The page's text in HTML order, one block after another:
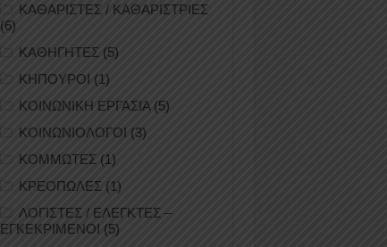
ΚΑΘΑΡΙΣΤΕΣ / ΚΑΘΑΡΙΣΤΡΙΕΣ
(6)
ΚΑΘΗΓΗΤΕΣ (5)
ΚΗΠΟΥΡΟΙ (1)
ΚΟΙΝΩΝΙΚΗ ΕΡΓΑΣΙΑ(5)
ΚΟΙΝΩΝΙΟΛΟΓΟΙ (3)
ΚΟΜΜΩΤΕΣ (1)
ΚΡΕΟΠΩΛΕΣ (1)
ΛΟΓΙΣΤΕΣ / ΕΛΕΓΚΤΕΣ –
ΕΓΚΕΚΡΙΜΕΝΟΙ (5)